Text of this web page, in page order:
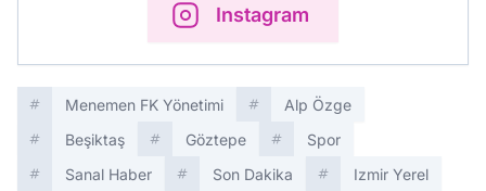
Instagram
Menemen FK Yönetimi
Alp Özge
Beşiktaş
Göztepe
Spor
Sanal Haber
Son Dakika Izmir Yerel